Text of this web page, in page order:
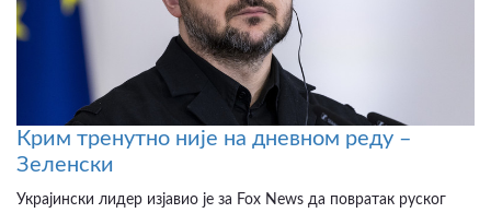
Крим тренутно није на дневном реду –
Зеленски
Украјински лидер изјавио је за Fox News да повратак руског